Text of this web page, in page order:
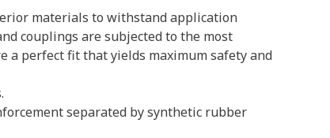
materials to withstand application
couplings are subjected to the most
a perfect fit that yields maximum safety and
separated by synthetic rubber